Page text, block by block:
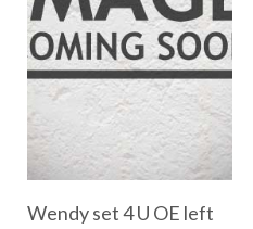
Wendy set 4 U OE left